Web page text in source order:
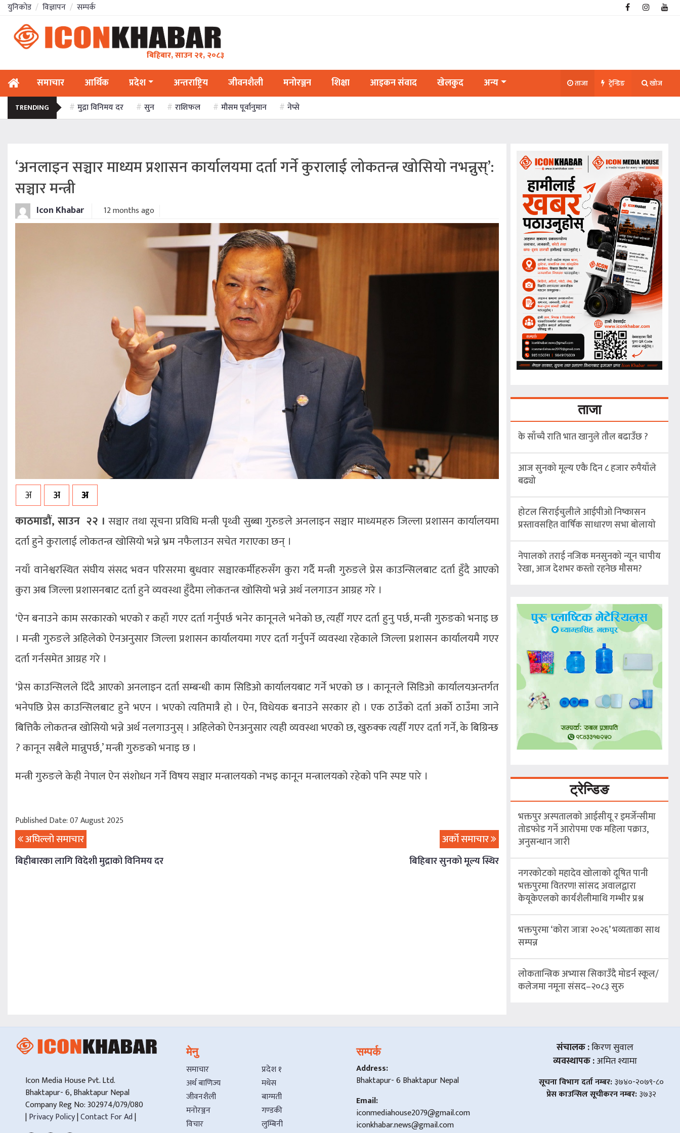
युनिकाेड विज्ञापन सम्पर्क
बिहिबार, साउन २१, २०८३
समाचार आर्थिक प्रदेश अन्तराष्ट्रिय जीवनशैली मनोरञ्जन शिक्षा आइकन संवाद खेलकुद अन्य ताजा ट्रेन्डिङ खोज
TRENDING मुद्रा विनिमय दर सुन राशिफल मौसम पूर्वानुमान नेप्से
‘अनलाइन सञ्चार माध्यम प्रशासन कार्यालयमा दर्ता गर्ने कुरालाई लोकतन्त्र खोसियो नभन्नुस्’:
सञ्चार मन्त्री
Icon Khabar 12 months ago
अ अ अ
काठमाडौं, साउन २२ । सञ्चार तथा सूचना प्रविधि मन्त्री पृथ्वी सुब्बा गुरुङले अनलाइन सञ्चार माध्यमहरु जिल्ला प्रशासन कार्यालयमा
दर्ता हुने कुरालाई लोकतन्त्र खोसियो भन्ने भ्रम नफैलाउन सचेत गराएका छन् ।
नयाँ वानेश्वरस्थित संघीय संसद भवन परिसरमा बुधवार सञ्चारकर्मीहरुसँग कुरा गर्दै मन्त्री गुरुङले प्रेस काउन्सिलबाट दर्ता हुँदै आएको
कुरा अब जिल्ला प्रशासनबाट दर्ता हुने व्यवस्था हुँदैमा लोकतन्त्र खोसियो भन्ने अर्थ नलगाउन आग्रह गरे ।
‘ऐन बनाउने काम सरकारको भएको र कहाँ गएर दर्ता गर्नुपर्छ भनेर कानूनले भनेको छ, त्यहीँ गएर दर्ता हुनु पर्छ, मन्त्री गुरुङको भनाइ छ
। मन्त्री गुरुङले अहिलेको ऐनअनुसार जिल्ला प्रशासन कार्यालयमा गएर दर्ता गर्नुपर्ने व्यवस्था रहेकाले जिल्ला प्रशासन कार्यालयमै गएर
दर्ता गर्नसमेत आग्रह गरे ।
‘प्रेस काउन्सिलले दिँदै आएको अनलाइन दर्ता सम्बन्धी काम सिडिओ कार्यालयबाट गर्ने भएको छ । कानूनले सिडिओ कार्यालयअन्तर्गत
भनेपछि प्रेस काउन्सिलबाट हुने भएन । भएको त्यतिमात्रै हो । ऐन, विधेयक बनाउने सरकार हो । एक ठाउँको दर्ता अर्को ठाउँमा जाने
बित्तिकै लोकतन्त्र खोसियो भन्ने अर्थ नलगाउनुस् । अहिलेको ऐनअनुसार त्यही व्यवस्था भएको छ, खुरुक्क त्यहीँ गएर दर्ता गर्ने, के बिग्रिन्छ
? कानून सबैले मान्नुपर्छ,’ मन्त्री गुरुङको भनाइ छ ।
मन्त्री गुरुङले केही नेपाल ऐन संशोधन गर्ने विषय सञ्चार मन्त्रालयको नभइ कानून मन्त्रालयको रहेको पनि स्पष्ट पारे ।
Published Date: 07 August 2025
अर्को समाचार
बिहिबार सुनको मूल्य स्थिर
अघिल्लो समाचार
बिहीबारका लागि विदेशी मुद्राको विनिमय दर
ताजा
के साँच्चै राति भात खानुले तौल बढाउँछ ?
आज सुनको मूल्य एकै दिन ८ हजार रुपैयाँले
बढ्यो
होटल सिराईचुलीले आईपीओ निष्कासन
प्रस्तावसहित वार्षिक साधारण सभा बोलायो
नेपालको तराई नजिक मनसुनको न्यून चापीय
रेखा, आज देशभर कस्तो रहनेछ मौसम?
ट्रेन्डिङ
भक्तपुर अस्पतालको आईसीयू र इमर्जेन्सीमा
तोडफोड गर्ने आरोपमा एक महिला पक्राउ,
अनुसन्धान जारी
नगरकोटको महादेव खोलाको दूषित पानी
भक्तपुरमा वितरण! सांसद अवालद्वारा
केयूकेएलको कार्यशैलीमाथि गम्भीर प्रश्न
भक्तपुरमा ‘कोरा जात्रा २०२६’ भव्यताका साथ
सम्पन्न
लोकतान्त्रिक अभ्यास सिकाउँदै मोडर्न स्कूल/
कलेजमा नमूना संसद–२०८३ सुरु
Icon Media House Pvt. Ltd.
Bhaktapur- 6, Bhaktapur Nepal
Company Reg No: 302974/079/080
|Privacy Policy|Contact For Ad|
मेनु
समाचार
अर्थ बाणिज्य
जीवनशैली
मनोरञ्जन
विचार
प्रदेश १
मधेस
बाग्मती
गण्डकी
लुम्बिनी
सम्पर्क
Address:
Bhaktapur- 6 Bhaktapur Nepal
Email:
iconmediahouse2079@gmail.com
iconkhabar.news@gmail.com
संचालक :किरण सुवाल
व्यवस्थापक :अमित श्यामा
सूचना विभाग दर्ता नम्बर:३७४०-२०७९-८०
प्रेस काउन्सिल सूचीकरन नम्बर:३७३२